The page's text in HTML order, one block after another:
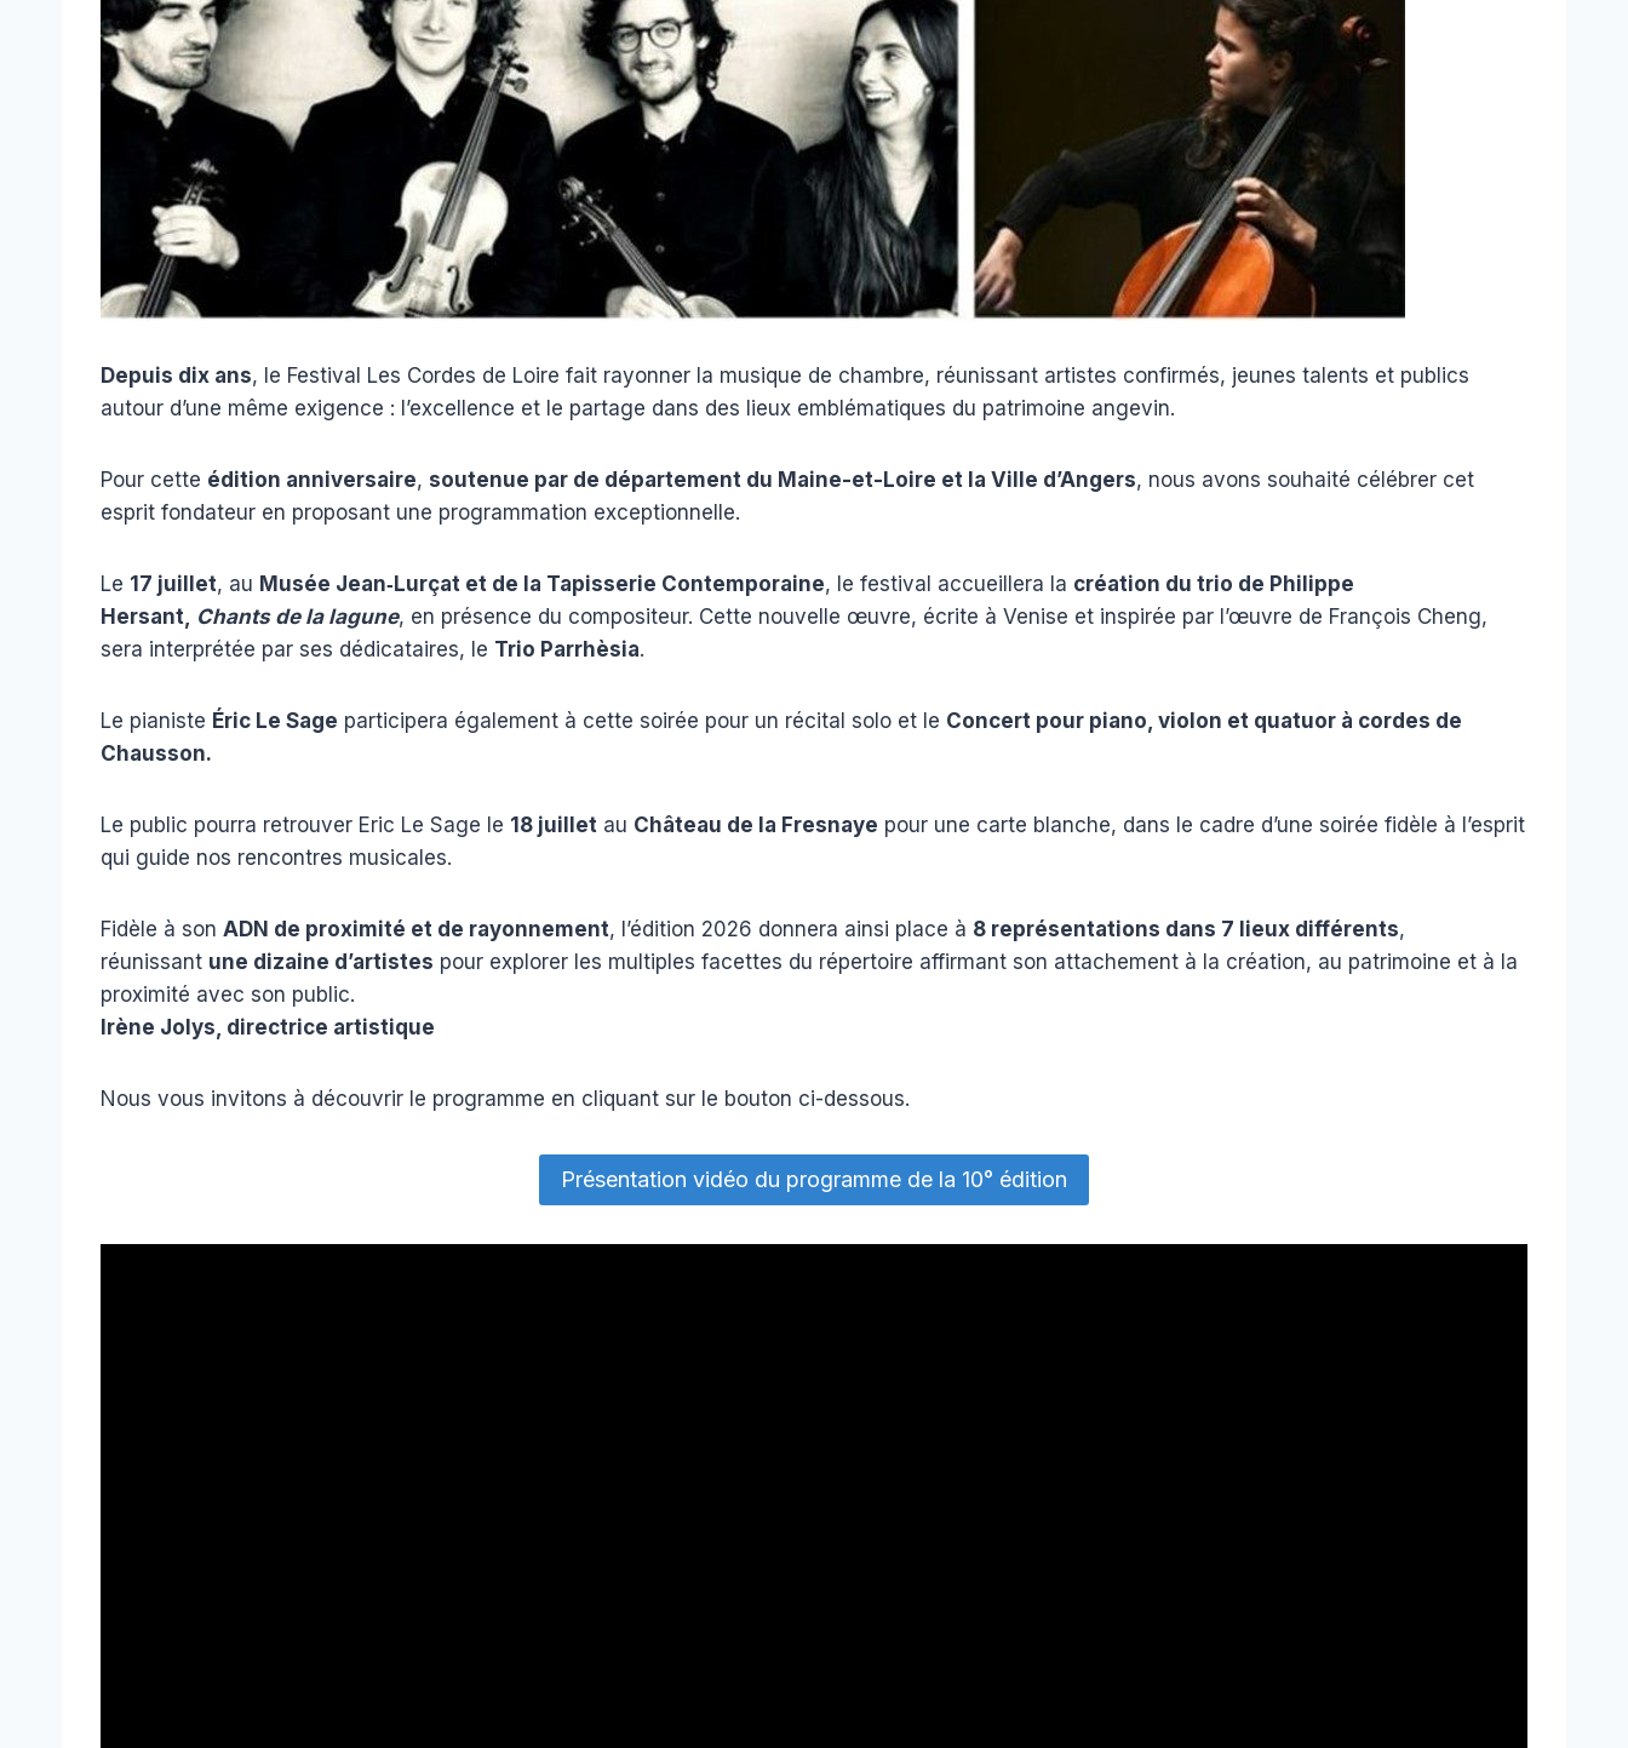
Depuis dix ans, le Festival Les Cordes de Loire fait rayonner la musique de chambre, réunissant artistes confirmés, jeunes talents et publics
autour d’une même exigence : l’excellence et le partage dans des lieux emblématiques du patrimoine angevin.
Pour cette édition anniversaire, soutenue par de département du Maine-et-Loire et la Ville d’Angers, nous avons souhaité célébrer cet
esprit fondateur en proposant une programmation exceptionnelle.
Le 17 juillet, au Musée Jean‑Lurçat et de la Tapisserie Contemporaine, le festival accueillera la création du trio de Philippe
Hersant, Chants de la lagune, en présence du compositeur. Cette nouvelle œuvre, écrite à Venise et inspirée par l’œuvre de François Cheng,
sera interprétée par ses dédicataires, le Trio Parrhèsia.
Le pianiste Éric Le Sage participera également à cette soirée pour un récital solo et le Concert pour piano, violon et quatuor à cordes de
Chausson.
Le public pourra retrouver Eric Le Sage le 18 juillet au Château de la Fresnaye pour une carte blanche, dans le cadre d’une soirée fidèle à l’esprit
qui guide nos rencontres musicales.
Fidèle à son ADN de proximité et de rayonnement, l’édition 2026 donnera ainsi place à 8 représentations dans 7 lieux différents,
réunissant une dizaine d’artistes pour explorer les multiples facettes du répertoire affirmant son attachement à la création, au patrimoine et à la
proximité avec son public.
Irène Jolys, directrice artistique
Nous vous invitons à découvrir le programme en cliquant sur le bouton ci-dessous.
Présentation vidéo du programme de la 10° édition